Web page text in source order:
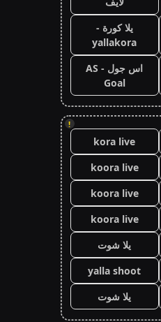
يلا كورة -
yallakora
اس جول - AS
Goal
!
kora live
koora live
koora live
koora live
يلا شوت
yalla shoot
يلا شوت